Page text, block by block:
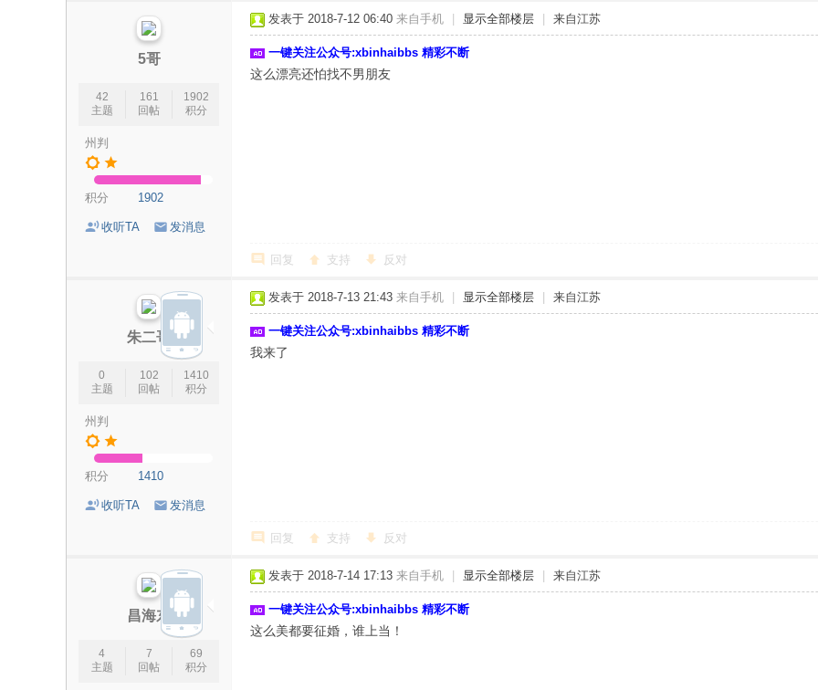
5哥
42
主题
161
回帖
1902
积分
州判
积分 1902
收听TA 发消息
发表于 2018-7-12 06:40 来自手机 显示全部楼层 来自江苏
一键关注公众号:xbinhaibbs 精彩不断
这么漂亮还怕找不男朋友
回复 支持 反对
朱二哥
0
主题
102
回帖
1410
积分
州判
积分 1410
收听TA 发消息
发表于 2018-7-13 21:43 来自手机 显示全部楼层 来自江苏
一键关注公众号:xbinhaibbs 精彩不断
我来了
回复 支持 反对
昌海东
4
主题
7
回帖
69
积分
发表于 2018-7-14 17:13 来自手机 显示全部楼层 来自江苏
一键关注公众号:xbinhaibbs 精彩不断
这么美都要征婚，谁上当！